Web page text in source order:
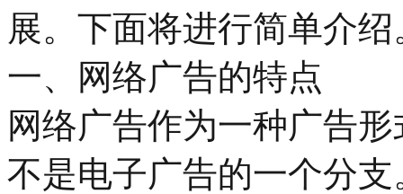
展。下面将进行简单介绍
一、网络广告的特点
网络广告作为一种广告
不是电子广告的一个分